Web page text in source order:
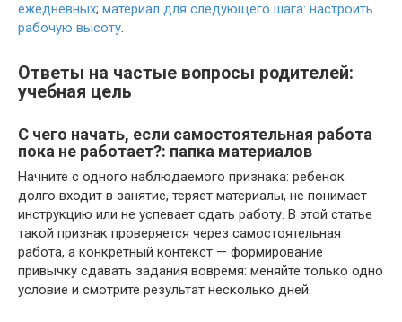
ежедневных; материал для следующего шага: настроить
рабочую высоту.
Ответы на частые вопросы родителей:
учебная цель
С чего начать, если самостоятельная работа
пока не работает?: папка материалов
Начните с одного наблюдаемого признака: ребенок
долго входит в занятие, теряет материалы, не понимает
инструкцию или не успевает сдать работу. В этой статье
такой признак проверяется через самостоятельная
работа, а конкретный контекст — формирование
привычку сдавать задания вовремя: меняйте только одно
условие и смотрите результат несколько дней.